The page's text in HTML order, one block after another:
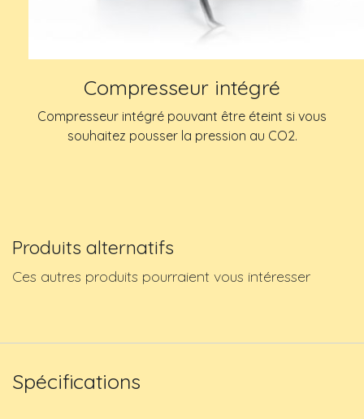
Compresseur intégré
Compresseur intégré pouvant être éteint si vous
souhaitez pousser la pression au CO2.
Produits alternatifs
Ces autres produits pourraient vous intéresser
Spécifications